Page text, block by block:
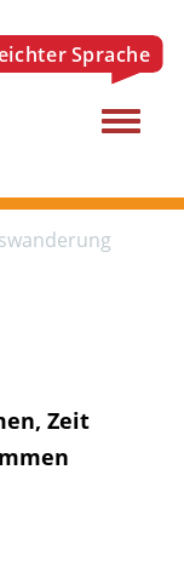
Menu
Zeit